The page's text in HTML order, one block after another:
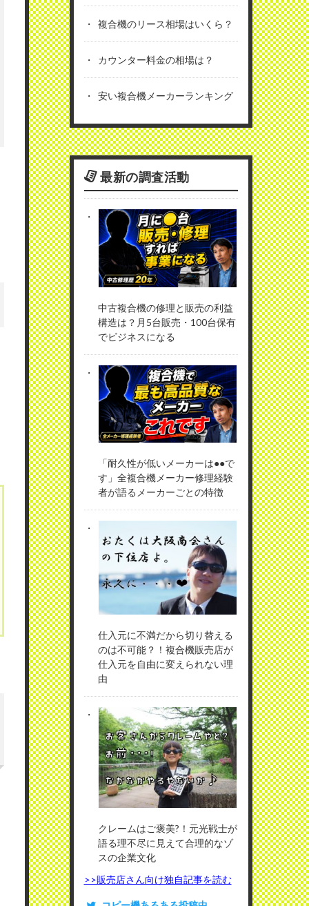
複合機のリース相場はいくら？
カウンター料金の相場は？
安い複合機メーカーランキング
最新の調査活動
中古複合機の修理と販売の利益
構造は？月5台販売・100台保有
でビジネスになる
「耐久性が低いメーカーは●●で
す」全複合機メーカー修理経験
者が語るメーカーごとの特徴
仕入元に不満だから切り替える
のは不可能？！複合機販売店が
仕入元を自由に変えられない理
由
クレームはご褒美?！元光戦士が
語る理不尽に見えて合理的なゾ
スの企業文化
>>販売店さん向け独自記事を読む